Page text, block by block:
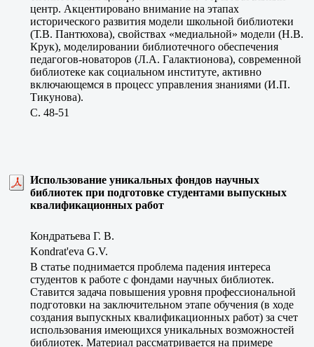
центр. Акцентировано внимание на этапах
исторического развития модели школьной библиотеки
(Т.В. Пантюхова), свойствах «медиальной» модели (Н.В.
Крук), моделировании библиотечного обеспечения
педагогов-новаторов (Л.А. Галактионова), современной
библиотеке как социальном институте, активно
включающемся в процесс управления знаниями (И.П.
Тикунова).
C. 48-51
Использование уникальных фондов научных
библиотек при подготовке студентами выпускных
квалификационных работ
Кондратьева Г. В.
Kondrat'eva G.V.
В статье поднимается проблема падения интереса
студентов к работе с фондами научных библиотек.
Ставится задача повышения уровня профессиональной
подготовки на заключительном этапе обучения (в ходе
создания выпускных квалификационных работ) за счет
использования имеющихся уникальных возможностей
библиотек. Материал рассматривается на примере